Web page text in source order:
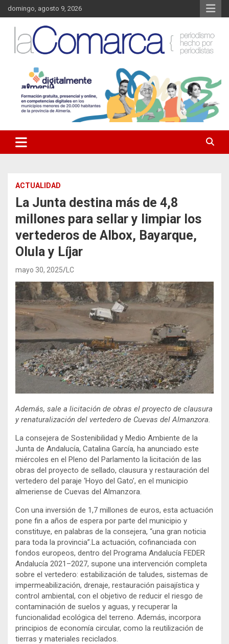
Saltar
al
contenido
domingo, agosto 9, 2026
La Comarca – Noticias del
Almanzora
Almanzora y sus localidades.
ACTUALIDAD
La Junta destina más de 4,8
millones para sellar y limpiar los
vertederos de Albox, Bayarque,
Olula y Líjar
mayo 30, 2025 LC
Además, sale a licitación de obras el proyecto de clausura
y renaturalización del vertedero de Cuevas del Almanzora.
La consejera de Sostenibilidad y Medio Ambiente de la
Junta de Andalucía, Catalina García, ha anunciado este
miércoles en el Pleno del Parlamento la licitación de las
obras del proyecto de sellado, clausura y restauración del
vertedero del paraje ‘Hoyo del Gato’, en el municipio
almeriense de Cuevas del Almanzora.
Con una inversión de 1,7 millones de euros, esta actuación
pone fin a años de espera por parte del municipio y
constituye, en palabras de la consejera, “una gran noticia
para toda la provincia”.La actuación, cofinanciada con
fondos europeos, dentro del Programa Andalucía FEDER
Andalucía 2021–2027, supone una intervención completa
sobre el vertedero: estabilización de taludes, sistemas de
impermeabilización, drenaje, restauración paisajística y
control ambiental, con el objetivo de reducir el riesgo de
contaminación de suelos y aguas, y recuperar la
funcionalidad ecológica del terreno. Además, incorpora
principios de economía circular, como la reutilización de
tierras y materiales reciclados.